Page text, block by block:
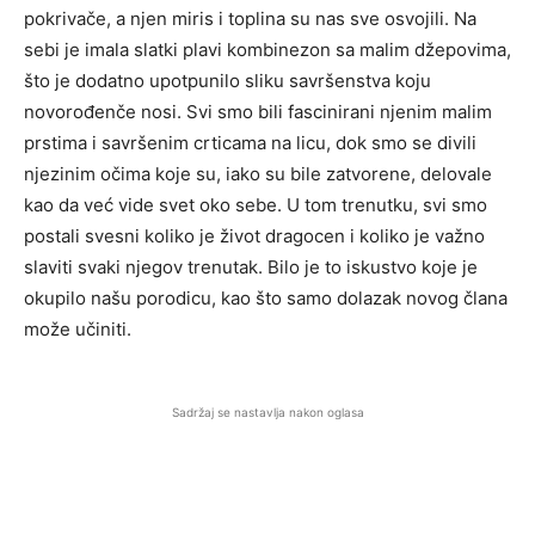
pokrivače, a njen miris i toplina su nas sve osvojili. Na
sebi je imala slatki plavi kombinezon sa malim džepovima,
što je dodatno upotpunilo sliku savršenstva koju
novorođenče nosi. Svi smo bili fascinirani njenim malim
prstima i savršenim crticama na licu, dok smo se divili
njezinim očima koje su, iako su bile zatvorene, delovale
kao da već vide svet oko sebe. U tom trenutku, svi smo
postali svesni koliko je život dragocen i koliko je važno
slaviti svaki njegov trenutak. Bilo je to iskustvo koje je
okupilo našu porodicu, kao što samo dolazak novog člana
može učiniti.
Sadržaj se nastavlja nakon oglasa